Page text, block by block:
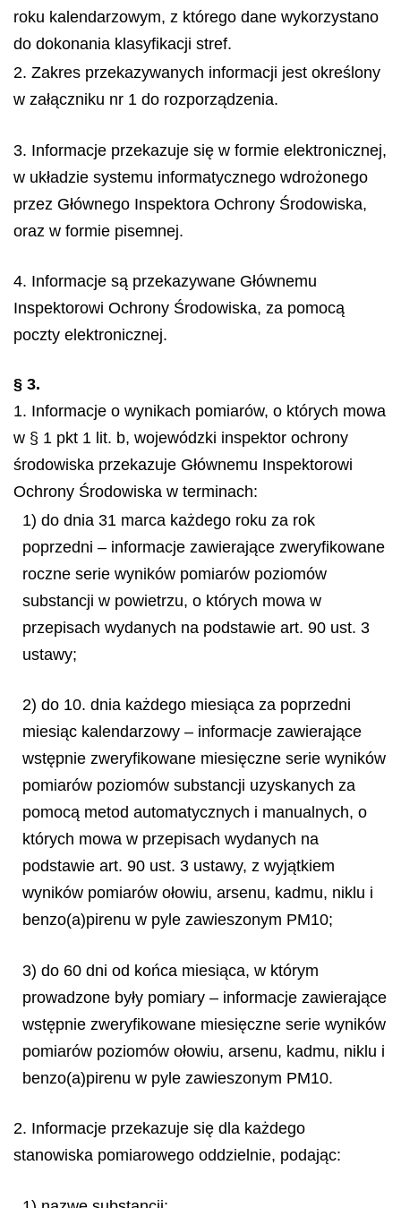
roku kalendarzowym, z którego dane wykorzystano
do dokonania klasyfikacji stref.
2. Zakres przekazywanych informacji jest określony
w załączniku nr 1 do rozporządzenia.
3. Informacje przekazuje się w formie elektronicznej,
w układzie systemu informatycznego wdrożonego
przez Głównego Inspektora Ochrony Środowiska,
oraz w formie pisemnej.
4. Informacje są przekazywane Głównemu
Inspektorowi Ochrony Środowiska, za pomocą
poczty elektronicznej.
§ 3.
1. Informacje o wynikach pomiarów, o których mowa
w § 1 pkt 1 lit. b, wojewódzki inspektor ochrony
środowiska przekazuje Głównemu Inspektorowi
Ochrony Środowiska w terminach:
1) do dnia 31 marca każdego roku za rok
poprzedni – informacje zawierające zweryfikowane
roczne serie wyników pomiarów poziomów
substancji w powietrzu, o których mowa w
przepisach wydanych na podstawie art. 90 ust. 3
ustawy;
2) do 10. dnia każdego miesiąca za poprzedni
miesiąc kalendarzowy – informacje zawierające
wstępnie zweryfikowane miesięczne serie wyników
pomiarów poziomów substancji uzyskanych za
pomocą metod automatycznych i manualnych, o
których mowa w przepisach wydanych na
podstawie art. 90 ust. 3 ustawy, z wyjątkiem
wyników pomiarów ołowiu, arsenu, kadmu, niklu i
benzo(a)pirenu w pyle zawieszonym PM10;
3) do 60 dni od końca miesiąca, w którym
prowadzone były pomiary – informacje zawierające
wstępnie zweryfikowane miesięczne serie wyników
pomiarów poziomów ołowiu, arsenu, kadmu, niklu i
benzo(a)pirenu w pyle zawieszonym PM10.
2. Informacje przekazuje się dla każdego
stanowiska pomiarowego oddzielnie, podając: